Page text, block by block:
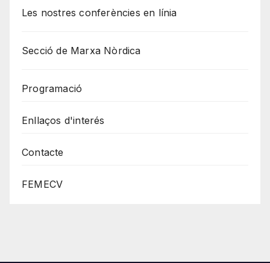
Les nostres conferències en línia
Secció de Marxa Nòrdica
Programació
Enllaços d'interés
Contacte
FEMECV